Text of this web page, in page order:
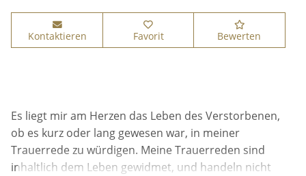
Kontaktieren Favorit Bewerten
Es liegt mir am Herzen das Leben des Verstorbenen,
ob es kurz oder lang gewesen war, in meiner
Trauerrede zu würdigen. Meine Trauerreden sind
inhaltlich dem Leben gewidmet, und handeln nicht